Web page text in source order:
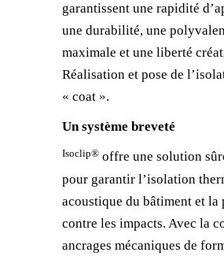
garantissent une rapidité
une durabilité, une
maximale et une liberté
Réalisation et pose de
« coat ».
Un système breveté
Isoclip® offre une solution
pour garantir l’isolation
acoustique du bâtiment et la
contre les impacts. Avec la
ancrages mécaniques de